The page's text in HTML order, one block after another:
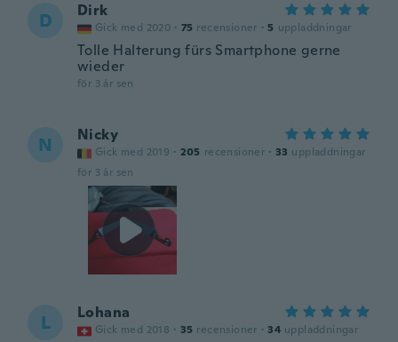
D Dirk
Gick med 2020 · 75 recensioner · 5 uppladdningar
Tolle Halterung fürs Smartphone gerne
wieder
för 3 år sen
N Nicky
Gick med 2019 · 205 recensioner · 33 uppladdningar
för 3 år sen
L Lohana
Gick med 2018 · 35 recensioner · 34 uppladdningar